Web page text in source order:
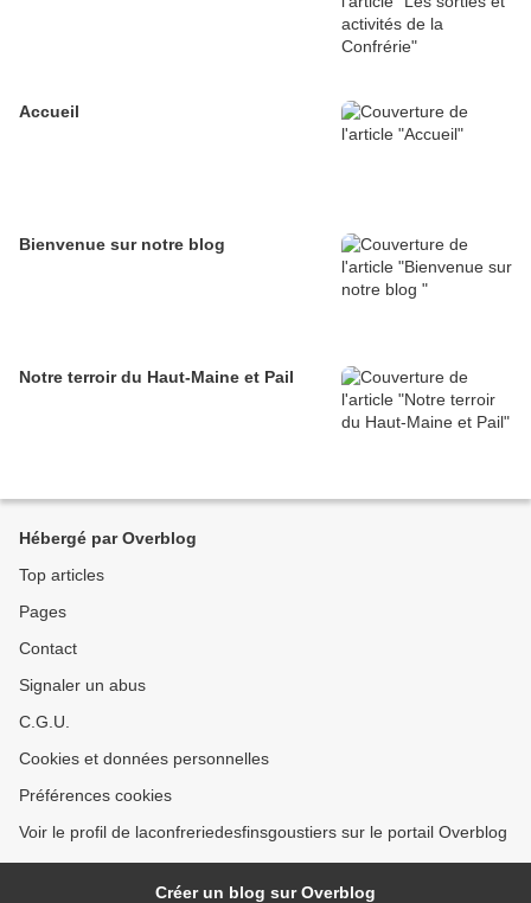
Accueil
Bienvenue sur notre blog
Notre terroir du Haut-Maine et Pail
Hébergé par Overblog
Top articles
Pages
Contact
Signaler un abus
C.G.U.
Cookies et données personnelles
Préférences cookies
Voir le profil de laconfreriedesfinsgoustiers sur le portail Overblog
Créer un blog sur Overblog